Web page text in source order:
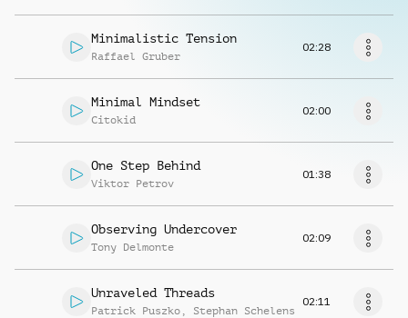
Minimalistic Tension
Raffael Gruber
02:28
Minimal Mindset
Citokid
02:00
One Step Behind
Viktor Petrov
01:38
Observing Undercover
Tony Delmonte
02:09
Unraveled Threads
Patrick Puszko , Stephan Schelens
02:11